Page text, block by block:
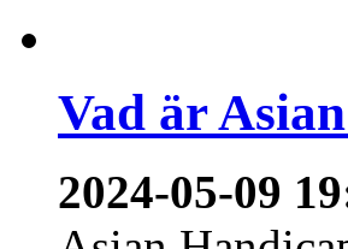
Vad är
2024-05-09